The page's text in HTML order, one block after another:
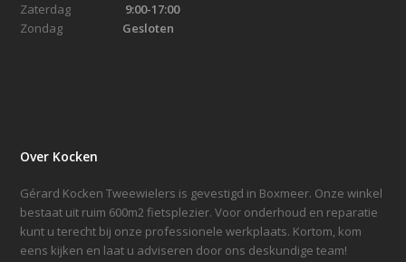
Zaterdag 9:00-17:00
Zondag Gesloten
Over Kocken
Gérard Kocken Tweewielers is gevestigd in Boxmeer. Onze winkel
bestaat uit ruim 600m2 fietsplezier. Voor onderhoud en reparatie
kunt u terecht bij onze professionele werkplaats. Kortom, kom
eens kijken en laat u adviseren door ons deskundige team!